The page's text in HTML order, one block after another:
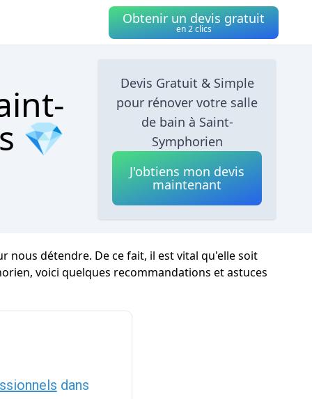
Obtenir un devis gratuit
en 2 clics
💎
Devis Gratuit & Simple
pour rénover votre salle
de bain à Saint-
Symphorien
J'obtiens mon devis
maintenant
nous détendre. De ce fait, il est vital qu'elle soit
voici quelques recommandations et astuces
dans